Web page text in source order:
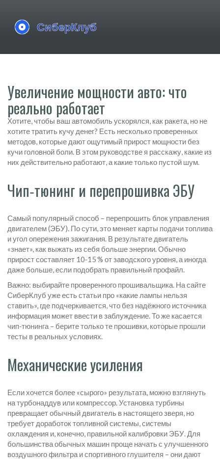
Увеличение мощности авто: что
реально работает
Хотите, чтобы ваш автомобиль ускорялся, как ракета, но не
хотите тратить кучу денег? Есть несколько проверенных
методов, которые дают ощутимый прирост мощности без
кучи головной боли. В этом руководстве я расскажу, какие из
них действительно работают, а какие только пустой шум.
Чип‑тюнинг и перепрошивка ЭБУ
Самый популярный способ – перепрошить блок управления
двигателем (ЭБУ). По сути, это меняет карты подачи топлива
и угол опережения зажигания. В результате двигатель
«знает», как выжать из себя больше энергии. Обычно
прирост составляет 10‑15 % от заводского уровня, а иногда
даже больше, если подобрать правильный профайл.
Важно: выбирайте проверенного прошивальщика. На сайте
СиберКлуб уже есть статьи про «какие лампы нельзя
ставить», где подчеркивается, что без надёжного источника
информация может ввести в заблуждение. То же касается
чип‑тюнинга – берите только те прошивки, которые прошли
тесты в реальных условиях.
Механические усиления
Если хочется более «сырого» результата, можно взглянуть
на турбонаддув или компрессор. Установка турбины
превращает обычный двигатель в настоящего зверя, но
требует доработок топливной системы, системы
охлаждения и, конечно, правильной калибровки ЭБУ. Для
большинства обычных машин проще начать с улучшенного
воздушного фильтра и спортивного глушителя – они дают